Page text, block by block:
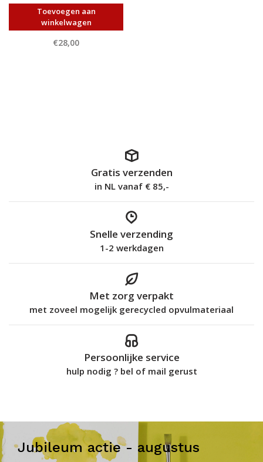
Toevoegen aan
winkelwagen
€28,00
Gratis verzenden
in NL vanaf € 85,-
Snelle verzending
1-2 werkdagen
Met zorg verpakt
met zoveel mogelijk gerecycled opvulmateriaal
Persoonlijke service
hulp nodig ? bel of mail gerust
Jubileum actie - augustus